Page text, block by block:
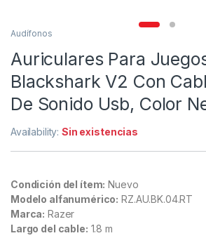
Audífonos
Auriculares Para
Blackshark V2 Con
De Sonido Usb, Color
Availability:Sin existencias
Condición del ítem: Nuevo
Modelo alfanumérico: RZ.AU.BK.04.RT
Marca: Razer
Largo del cable: 1.8 m